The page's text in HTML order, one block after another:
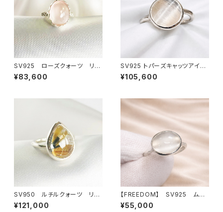
SV925 ローズクォーツ リン
グ
¥83,600
SV925 トパーズキャッツアイ
リング
¥105,600
SV950 ルチルクォーツ リン
グ
¥121,000
【FREEDOM】 SV925 ムー
ンストーン リング
¥55,000